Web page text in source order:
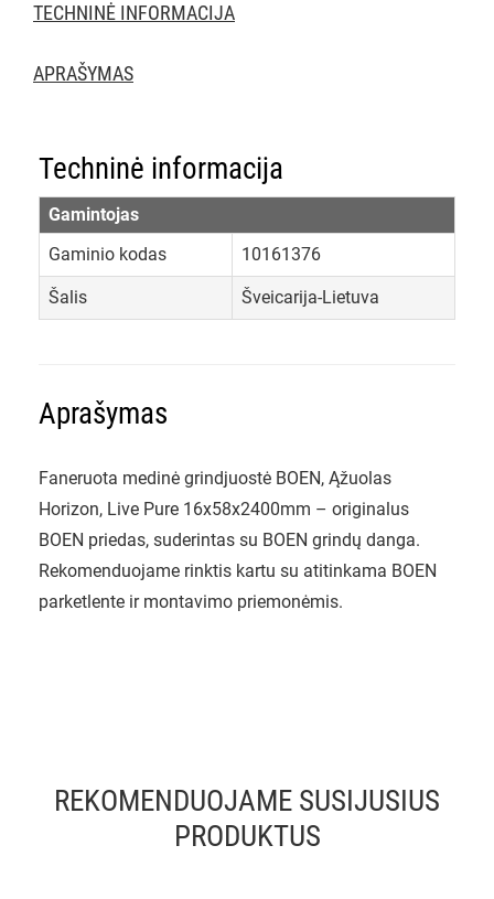
TECHNINĖ INFORMACIJA
APRAŠYMAS
Techninė informacija
Gamintojas
Gaminio kodas
10161376
Šalis Šveicarija-Lietuva
Aprašymas
Faneruota medinė grindjuostė BOEN, Ąžuolas
Horizon, Live Pure 16x58x2400mm – originalus
BOEN priedas, suderintas su BOEN grindų danga.
Rekomenduojame rinktis kartu su atitinkama BOEN
parketlente ir montavimo priemonėmis.
REKOMENDUOJAME SUSIJUSIUS
PRODUKTUS